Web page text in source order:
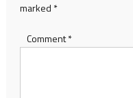
marked *
Comment*